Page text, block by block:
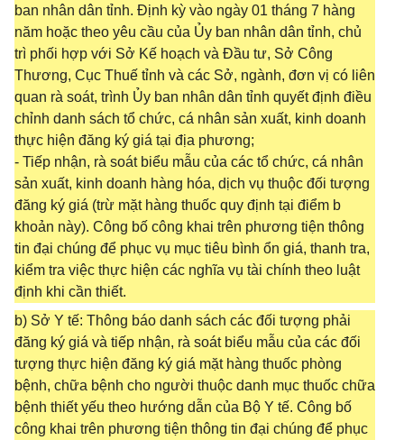
ban nhân dân tỉnh. Định kỳ vào ngày 01 tháng 7 hàng
năm hoặc theo yêu cầu của Ủy ban nhân dân tỉnh, chủ
trì phối hợp với Sở Kế hoạch và Đầu tư, Sở Công
Thương, Cục Thuế tỉnh và các Sở, ngành, đơn vị có liên
quan rà soát, trình Ủy ban nhân dân tỉnh quyết định điều
chỉnh danh sách tổ chức, cá nhân sản xuất, kinh doanh
thực hiện đăng ký giá tại địa phương;
- Tiếp nhận, rà soát biểu mẫu của các tổ chức, cá nhân
sản xuất, kinh doanh hàng hóa, dịch vụ thuộc đối tượng
đăng ký giá (trừ mặt hàng thuốc quy định tại điểm b
khoản này). Công bố công khai trên phương tiện thông
tin đại chúng để phục vụ mục tiêu bình ổn giá, thanh tra,
kiểm tra việc thực hiện các nghĩa vụ tài chính theo luật
định khi cần thiết.
b) Sở Y tế: Thông báo danh sách các đối tượng phải
đăng ký giá và tiếp nhận, rà soát biểu mẫu của các đối
tượng thực hiện đăng ký giá mặt hàng thuốc phòng
bệnh, chữa bệnh cho người thuộc danh mục thuốc chữa
bệnh thiết yếu theo hướng dẫn của Bộ Y tế. Công bố
công khai trên phương tiện thông tin đại chúng để phục